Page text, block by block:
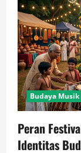
Budaya Musik
Peran
Identitas